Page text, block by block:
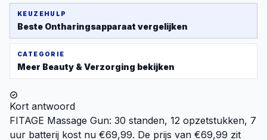
KEUZEHULP
Beste Ontharingsapparaat vergelijken
CATEGORIE
Meer Beauty & Verzorging bekijken
Kort antwoord
FITAGE Massage Gun: 30 standen, 12 opzetstukken, 7
uur batterij kost nu €69,99. De prijs van €69,99 zit